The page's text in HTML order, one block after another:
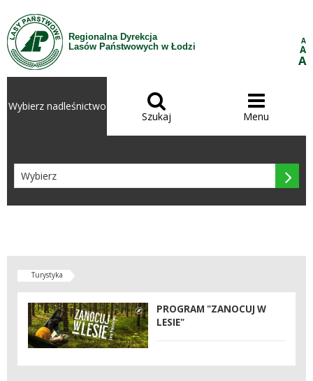
Przejdź do treści
Regionalna Dyrekcja
Lasów Państwowych w Łodzi
A
A
A
Wybierz nadleśnictwo 
Szukaj

Menu

Turystyka
PROGRAM "ZANOCUJ W
LESIE"